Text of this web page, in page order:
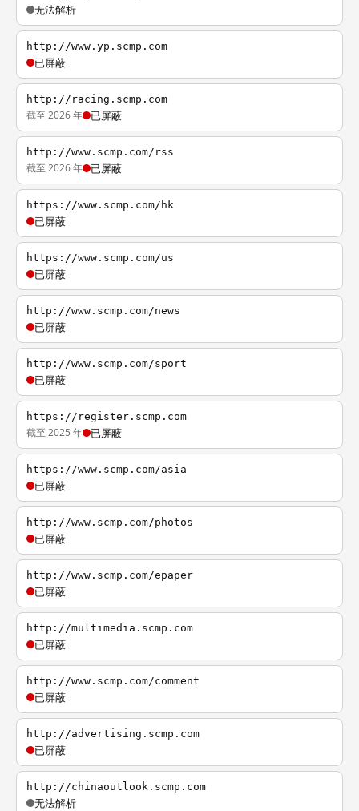
无法解析
http://www.yp.scmp.com
已屏蔽
http://racing.scmp.com
截至 2026 年 已屏蔽
http://www.scmp.com/rss
截至 2026 年 已屏蔽
https://www.scmp.com/hk
已屏蔽
https://www.scmp.com/us
已屏蔽
http://www.scmp.com/news
已屏蔽
http://www.scmp.com/sport
已屏蔽
https://register.scmp.com
截至 2025 年 已屏蔽
https://www.scmp.com/asia
已屏蔽
http://www.scmp.com/photos
已屏蔽
http://www.scmp.com/epaper
已屏蔽
http://multimedia.scmp.com
已屏蔽
http://www.scmp.com/comment
已屏蔽
http://advertising.scmp.com
已屏蔽
http://chinaoutlook.scmp.com
无法解析